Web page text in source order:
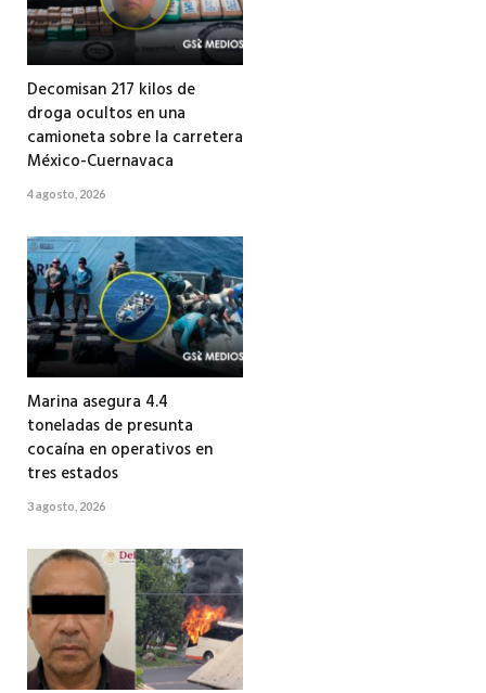
Decomisan 217 kilos de
droga ocultos en una
camioneta sobre la carretera
México-Cuernavaca
4 agosto, 2026
Marina asegura 4.4
toneladas de presunta
cocaína en operativos en
tres estados
3 agosto, 2026